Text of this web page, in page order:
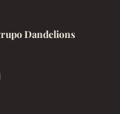
Dandelions